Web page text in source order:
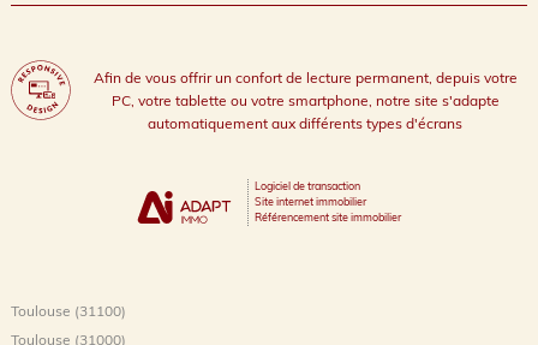
Afin de vous offrir un confort de lecture permanent, depuis votre
PC, votre tablette ou votre smartphone, notre site s'adapte
automatiquement aux différents types d'écrans
Logiciel de transaction
Site internet immobilier
Référencement site immobilier
Toulouse (31100)
Toulouse (31000)